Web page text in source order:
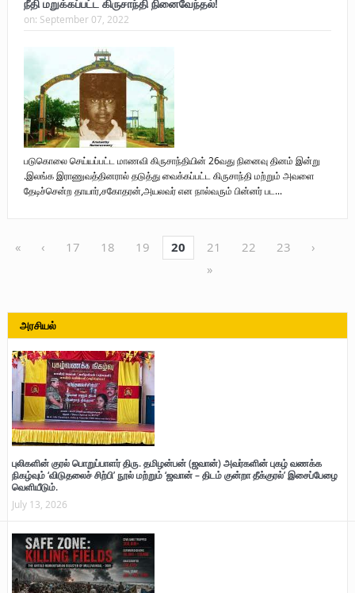
நீதி மறுக்கப்பட்ட கிருசாந்தி நினைவேந்தல்!
on: September 07, 2022
படுகொலை செய்யப்பட்ட மாணவி கிருசாந்தியின் 26வது நினைவு தினம் இன்று
.இலங்க இராணுவத்தினரால் தடுத்து வைக்கப்பட்ட கிருசாந்தி மற்றும் அவளை
தேடிச்சென்ற தாயார்,சகோதரன்,அயலவர் என நால்வரும் பின்னர் பட...
« ‹ 17 18 19 20 21 22 23
›
»
அரசியல்
புலிகளின் குரல் பொறுப்பாளர் திரு. தமிழன்பன் (ஜவான்) அவர்களின் புகழ் வணக்க
நிகழ்வும் ‘விடுதலைச் சிற்பி’ நூல் மற்றும் ‘ஜவான் – திடம் குன்றா தீக்குரல்’ இசைப்பேழை
வெளியீடும்.
July 13, 2026